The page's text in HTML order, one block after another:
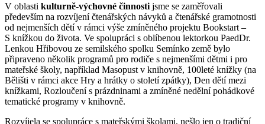
V oblasti kulturně-výchovné činnosti jsme se zaměřovali
především na rozvíjení čtenářských návyků a čtenářské gramotnosti
od nejmenších dětí v rámci výše zmíněného projektu Bookstart –
S knížkou do života. Ve spolupráci s oblíbenou lektorkou PaedDr.
Lenkou Hřibovou ze semilského spolku Semínko země bylo
připraveno několik programů pro rodiče s nejmenšími dětmi i pro
mateřské školy, například Masopust v knihovně, 100leté knížky (na
Bělišti v rámci akce Hry a hrátky o století zpátky), Den dětí mezi
knížkami, Rozloučení s prázdninami a zmíněné nedělní pohádkové
tematické programy v knihovně.
Rozvíjela se spolupráce s mateřskými školami, nešlo jen o tradiční